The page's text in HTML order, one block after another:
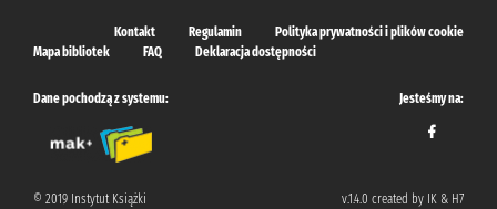
Kontakt Regulamin
Polityka prywatności i plików cookie
Mapa bibliotek
FAQ Deklaracja dostępności
Dane pochodzą z systemu: Jesteśmy na:
© 2019 Instytut Książki v.1.4.0 created by IK & H7